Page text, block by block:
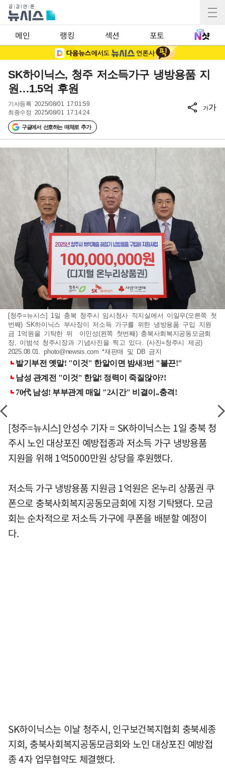
메인 랭킹 섹션 포토
SK하이닉스, 청주 저소득가구 냉방용품 지
원…1.5억 후원
기사등록 2025/08/01 17:01:59
최종수정 2025/08/01 17:14:24
구글에서 선호하는 매체로 추가
가가
[청주=뉴시스] 1일 충북 청주시 임시청사 직지실에서 이일우(오른쪽 첫
번째) SK하이닉스 부사장이 저소득 가구를 위한 냉방용품 구입 지원
금 1억원을 기탁한 뒤 이민성(왼쪽 첫번째) 충북사회복지공동모금회
장, 이범석 청주시장과 기념사진을 찍고 있다. (사진=청주시 제공)
2025.08.01.photo@newsis.com *재판매 및 DB 금지
[청주=뉴시스] 안성수 기자 = SK하이닉스는 1일 충북 청
주시 노인 대상포진 예방접종과 저소득 가구 냉방용품
지원을 위해 1억5000만원 상당을 후원했다.
저소득 가구 냉방용품 지원금 1억원은 온누리 상품권 쿠
폰으로 충북사회복지공동모금회에 지정 기탁됐다. 모금
회는 순차적으로 저소득 가구에 쿠폰을 배분할 예정이
다.
SK하이닉스는 이날 청주시, 인구보건복지협회 충북세종
지회, 충북사회복지공동모금회와 노인 대상포진 예방접
종 4자 업무협약도 체결했다.